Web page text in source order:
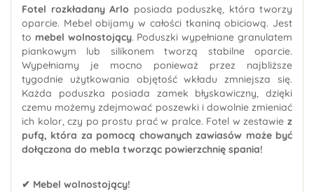
Fotel rozkładany Arlo posiada poduszkę, która tworzy
oparcie. Mebel obijamy w całości tkaniną obiciową. Jest
to mebel wolnostojący. Poduszki wypełniane granulatem
piankowym lub silikonem tworzą stabilne oparcie.
Wypełniamy je mocno ponieważ przez najbliższe
tygodnie użytkowania objętość wkładu zmniejsza się.
Każda poduszka posiada zamek błyskawiczny, dzięki
czemu możemy zdejmować poszewki i dowolnie zmieniać
ich kolor, czy po prostu prać w pralce. Fotel w zestawie z
pufą, która za pomocą chowanych zawiasów może być
dołączona do mebla tworząc powierzchnię spania!
✔ Mebel wolnostojący!